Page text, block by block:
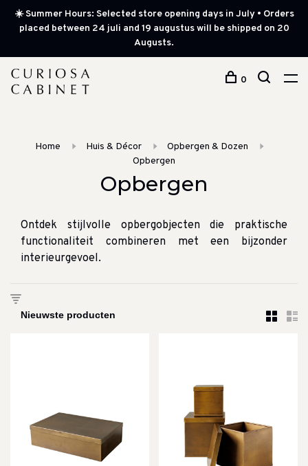
☀️ Summer Hours: Selected store opening days in July • Orders
placed between 24 juli and 19 augustus will be shipped on 20
Augusts.
0
Home Huis & Décor
Opbergen & Dozen
Opbergen
Opbergen
Ontdek stijlvolle opbergobjecten die praktische
functionaliteit combineren met een bijzonder
interieurgevoel.